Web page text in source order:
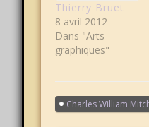
Thierry Bruet
8 avril 2012
Dans "Arts
graphiques"
Charles William